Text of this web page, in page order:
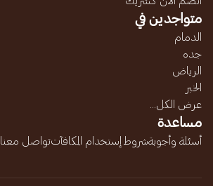
متواجدين في
الدمام
جده
الرياض
الخبر
عرض الكل...
مساعدة
أسئلة وأجوبةشروط إستخدام المكافآتتواصل معنا